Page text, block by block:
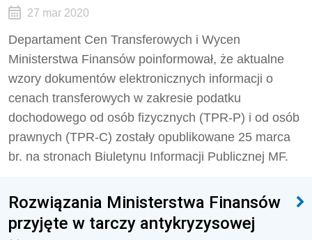
27 mar 2020
Departament Cen Transferowych i Wycen
Ministerstwa Finansów poinformował, że aktualne
wzory dokumentów elektronicznych informacji o
cenach transferowych w zakresie podatku
dochodowego od osób fizycznych (TPR-P) i od osób
prawnych (TPR-C) zostały opublikowane 25 marca
br. na stronach Biuletynu Informacji Publicznej MF.
Rozwiązania Ministerstwa Finansów
przyjęte w tarczy antykryzysowej